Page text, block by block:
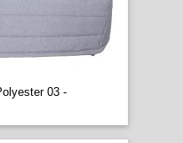
03 -